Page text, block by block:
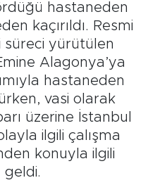
hastaneden
kaçırıldı. Resmi
süreci yürütülen
Alagonya’ya
hastaneden
vasi olarak
üzerine İstanbul
ilgili çalışma
konuyla ilgili
geldi.